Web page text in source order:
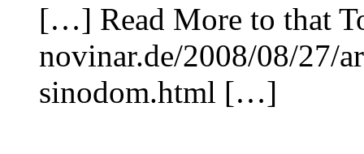
[…] Read More to that
novinar.de/2008/08/27/
sinodom.html […]